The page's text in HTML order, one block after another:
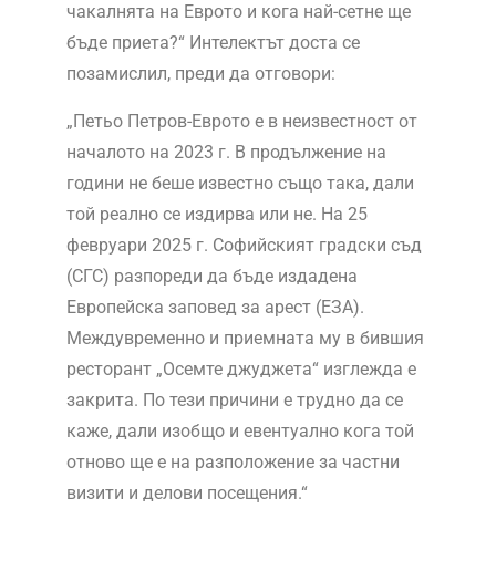
чакалнята на Еврото и кога най-сетне ще
бъде приета?“ Интелектът доста се
позамислил, преди да отговори:
„Петьо Петров-Еврото е в неизвестност от
началото на 2023 г. В продължение на
години не беше известно също така, дали
той реално се издирва или не. На 25
февруари 2025 г. Софийският градски съд
(СГС) разпореди да бъде издадена
Европейска заповед за арест (ЕЗА).
Междувременно и приемната му в бившия
ресторант „Осемте джуджета“ изглежда е
закрита. По тези причини е трудно да се
каже, дали изобщо и евентуално кога той
отново ще е на разположение за частни
визити и делови посещения.“